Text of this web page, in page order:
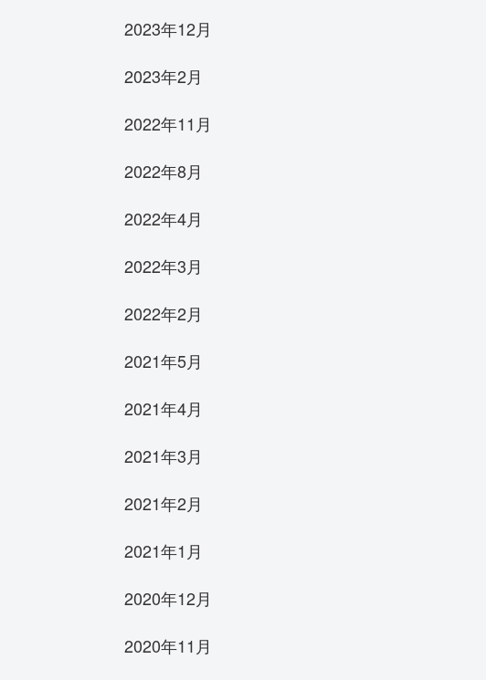
2023年12月
2023年2月
2022年11月
2022年8月
2022年4月
2022年3月
2022年2月
2021年5月
2021年4月
2021年3月
2021年2月
2021年1月
2020年12月
2020年11月